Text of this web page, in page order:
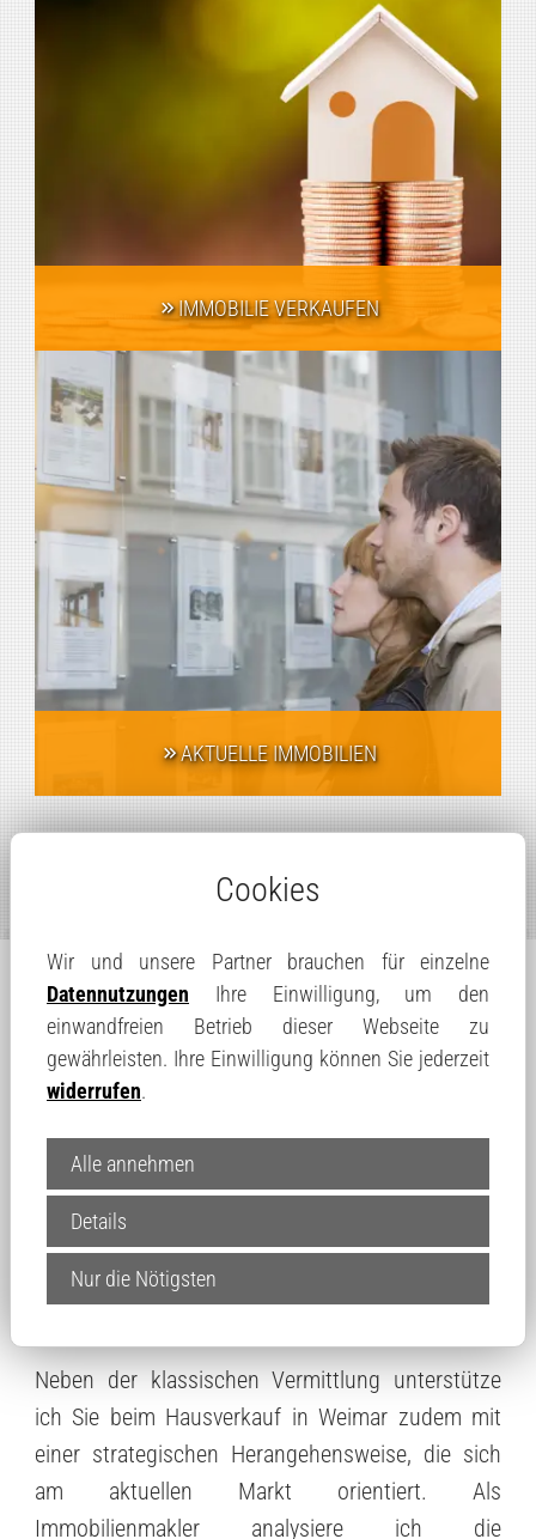
IMMOBILIE VERKAUFEN
AKTUELLE IMMOBILIEN
Warum Strategie beim
Hausverkauf in Weimar
entscheidend ist
Neben der klassischen Vermittlung unterstütze
ich Sie beim Hausverkauf in Weimar zudem mit
einer strategischen Herangehensweise, die sich
am aktuellen Markt orientiert. Als
Immobilienmakler analysiere ich die
Cookies
Wir und unsere Partner brauchen für einzelne
Datennutzungen Ihre Einwilligung, um den
einwandfreien Betrieb dieser Webseite zu
gewährleisten. Ihre Einwilligung können Sie jederzeit
widerrufen.
Alle annehmen
Details
Nur die Nötigsten